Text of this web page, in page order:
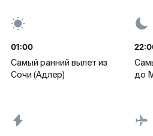
01:00
Самый ранний вылет из
Сочи (Адлер)
до